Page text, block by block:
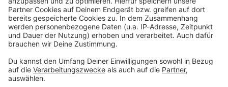
Kontaktformular
Sprachnachricht
© dpa-infocom, dpa:251113-930-287210/1